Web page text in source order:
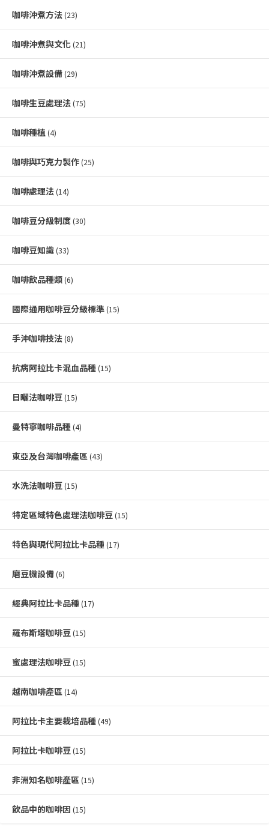
咖啡沖煮方法 (23)
咖啡沖煮與文化 (21)
咖啡沖煮設備 (29)
咖啡生豆處理法 (75)
咖啡種植 (4)
咖啡與巧克力製作 (25)
咖啡處理法 (14)
咖啡豆分級制度 (30)
咖啡豆知識 (33)
咖啡飲品種類 (6)
國際通用咖啡豆分級標準 (15)
手沖咖啡技法 (8)
抗病阿拉比卡混血品種 (15)
日曬法咖啡豆 (15)
曼特寧咖啡品種 (4)
東亞及台灣咖啡產區 (43)
水洗法咖啡豆 (15)
特定區域特色處理法咖啡豆 (15)
特色與現代阿拉比卡品種 (17)
磨豆機設備 (6)
經典阿拉比卡品種 (17)
羅布斯塔咖啡豆 (15)
蜜處理法咖啡豆 (15)
越南咖啡產區 (14)
阿拉比卡主要栽培品種 (49)
阿拉比卡咖啡豆 (15)
非洲知名咖啡產區 (15)
飲品中的咖啡因 (15)